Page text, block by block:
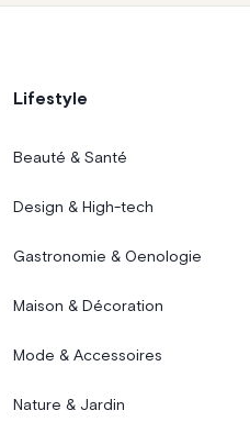
Lifestyle
Beauté & Santé
Design & High-tech
Gastronomie & Oenologie
Maison & Décoration
Mode & Accessoires
Nature & Jardin